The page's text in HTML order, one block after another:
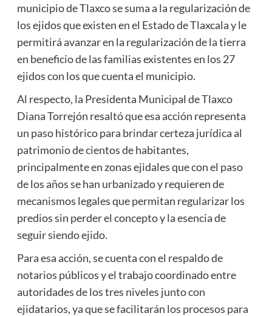
municipio de Tlaxco se suma a la regularización de
los ejidos que existen en el Estado de Tlaxcala y le
permitirá avanzar en la regularización de la tierra
en beneficio de las familias existentes en los 27
ejidos con los que cuenta el municipio.
Al respecto, la Presidenta Municipal de Tlaxco
Diana Torrejón resaltó que esa acción representa
un paso histórico para brindar certeza jurídica al
patrimonio de cientos de habitantes,
principalmente en zonas ejidales que con el paso
de los años se han urbanizado y requieren de
mecanismos legales que permitan regularizar los
predios sin perder el concepto y la esencia de
seguir siendo ejido.
Para esa acción, se cuenta con el respaldo de
notarios públicos y el trabajo coordinado entre
autoridades de los tres niveles junto con
ejidatarios, ya que se facilitarán los procesos para